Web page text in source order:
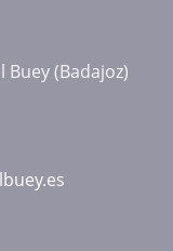
Buey (Badajoz)